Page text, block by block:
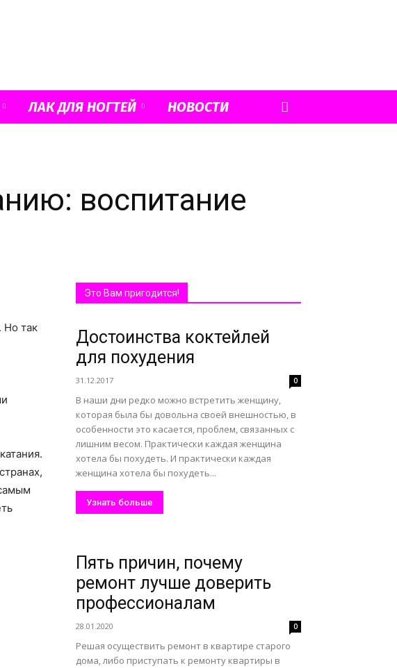
ЛАК ДЛЯ НОГТЕЙ НОВОСТИ
воспитание
Но так
Это Вам пригодится!
Достоинства коктейлей
для похудения
31.12.2017 0
В наши дни редко можно встретить женщину,
которая была бы довольна своей внешностью, в
особенности это касается, проблем, связанных с
лишним весом. Практически каждая женщина
хотела бы похудеть. И практически каждая
женщина хотела бы похудеть...
Узнать больше
Пять причин, почему
ремонт лучше доверить
профессионалам
28.01.2020 0
Решая осуществить ремонт в квартире старого
дома, либо приступать к ремонту квартиры в